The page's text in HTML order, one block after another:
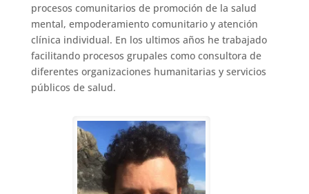
procesos comunitarios de promoción de la salud
mental, empoderamiento comunitario y atención
clínica individual. En los ultimos años he trabajado
facilitando procesos grupales como consultora de
diferentes organizaciones humanitarias y servicios
públicos de salud.